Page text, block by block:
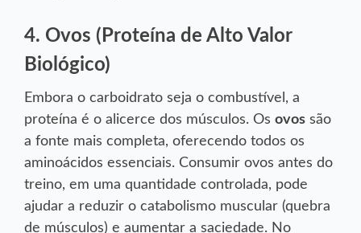
4. Ovos (Proteína de Alto Valor
Biológico)
Embora o carboidrato seja o combustível, a
proteína é o alicerce dos músculos. Os ovos são
a fonte mais completa, oferecendo todos os
aminoácidos essenciais. Consumir ovos antes do
treino, em uma quantidade controlada, pode
ajudar a reduzir o catabolismo muscular (quebra
de músculos) e aumentar a saciedade. No